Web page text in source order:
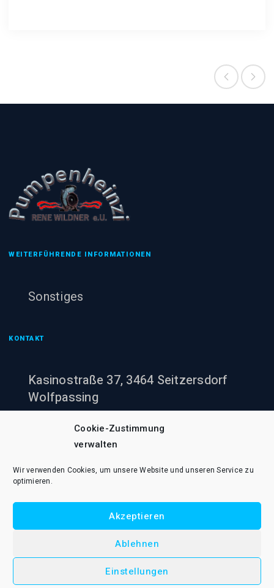
Cookie-Zustimmung
verwalten
Wir verwenden Cookies, um unsere Website und unseren Service zu
optimieren.
Akzeptieren
Ablehnen
Einstellungen
WEITERFÜHRENDE INFORMATIONEN
Sonstiges
KONTAKT
Kasinostraße 37, 3464 Seitzersdorf
Wolfpassing
+43 (0)660 943 60 00
office@pumpenheinzi.at
© 2021 Pumpenheinzi Rene Wildner e.U.. Alle Rechte vorbehalten.
Cookie-Richtlinie (EU)
Widerrufsformular